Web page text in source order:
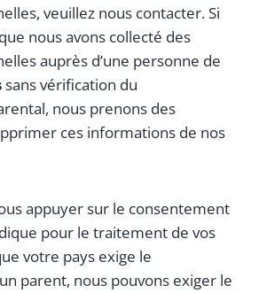
veuillez nous contacter. Si
nous avons collecté des
auprès d’une personne de
sans vérification du
nous prenons des
ces informations de nos
appuyer sur le consentement
pour le traitement de vos
votre pays exige le
parent, nous pouvons exiger le